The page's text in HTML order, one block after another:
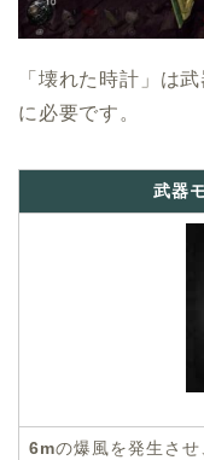
「壊れた時計」は
に必要です。
武器
6mの爆風を発生させ